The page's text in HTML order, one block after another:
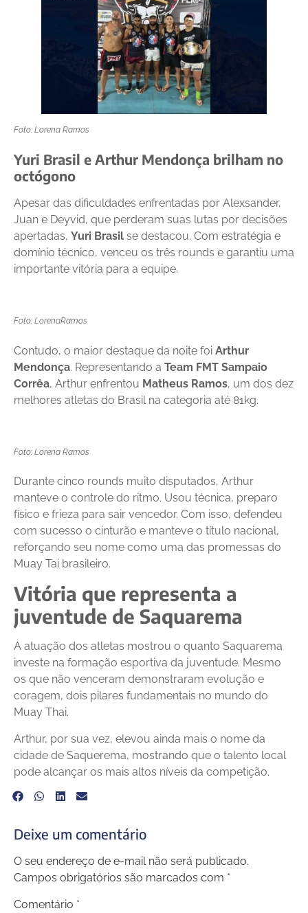
Foto: Lorena Ramos
Yuri Brasil e Arthur Mendonça brilham no
octógono
Apesar das dificuldades enfrentadas por Alexsander,
Juan e Deyvid, que perderam suas lutas por decisões
apertadas, Yuri Brasil se destacou. Com estratégia e
domínio técnico, venceu os três rounds e garantiu uma
importante vitória para a equipe.
Foto: LorenaRamos
Contudo, o maior destaque da noite foi Arthur
Mendonça. Representando a Team FMT Sampaio
Corrêa, Arthur enfrentou Matheus Ramos, um dos dez
melhores atletas do Brasil na categoria até 81kg.
Foto: Lorena Ramos
Durante cinco rounds muito disputados, Arthur
manteve o controle do ritmo. Usou técnica, preparo
físico e frieza para sair vencedor. Com isso, defendeu
com sucesso o cinturão e manteve o título nacional,
reforçando seu nome como uma das promessas do
Muay Tai brasileiro.
Vitória que representa a
juventude de Saquarema
A atuação dos atletas mostrou o quanto Saquarema
investe na formação esportiva da juventude. Mesmo
os que não venceram demonstraram evolução e
coragem, dois pilares fundamentais no mundo do
Muay Thai.
Arthur, por sua vez, elevou ainda mais o nome da
cidade de Saquerema, mostrando que o talento local
pode alcançar os mais altos níveis da competição.
Deixe um comentário
O seu endereço de e-mail não será publicado.
Campos obrigatórios são marcados com *
Comentário *